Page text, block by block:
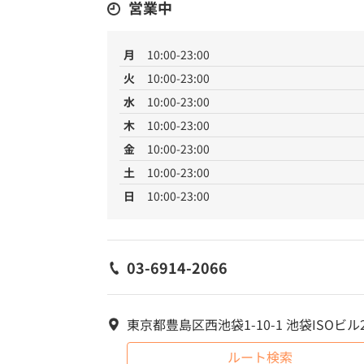
営業中
月
10:00-23:00
火
10:00-23:00
水
10:00-23:00
木
10:00-23:00
金
10:00-23:00
土
10:00-23:00
日
10:00-23:00
03-6914-2066
東京都豊島区西池袋1-10-1 池袋ISOビル
ルート検索